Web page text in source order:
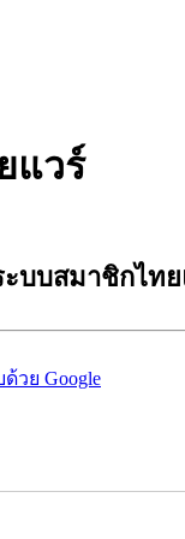
แวร์
ะบบสมาชิกไท
วย Google